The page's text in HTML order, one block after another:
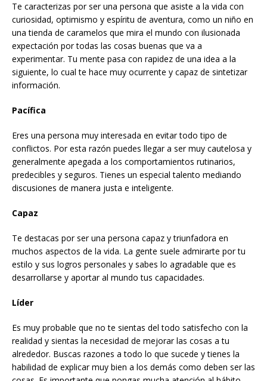
Te caracterizas por ser una persona que asiste a la vida con
curiosidad, optimismo y espíritu de aventura, como un niño en
una tienda de caramelos que mira el mundo con ilusionada
expectación por todas las cosas buenas que va a
experimentar. Tu mente pasa con rapidez de una idea a la
siguiente, lo cual te hace muy ocurrente y capaz de sintetizar
información.
Pacífica
Eres una persona muy interesada en evitar todo tipo de
conflictos. Por esta razón puedes llegar a ser muy cautelosa y
generalmente apegada a los comportamientos rutinarios,
predecibles y seguros. Tienes un especial talento mediando
discusiones de manera justa e inteligente.
Capaz
Te destacas por ser una persona capaz y triunfadora en
muchos aspectos de la vida. La gente suele admirarte por tu
estilo y sus logros personales y sabes lo agradable que es
desarrollarse y aportar al mundo tus capacidades.
Líder
Es muy probable que no te sientas del todo satisfecho con la
realidad y sientas la necesidad de mejorar las cosas a tu
alrededor. Buscas razones a todo lo que sucede y tienes la
habilidad de explicar muy bien a los demás como deben ser las